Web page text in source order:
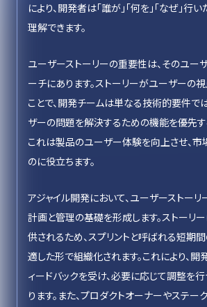
により、開発者は「誰が」「何を」「なぜ」行
理解できます。
ユーザーストーリーの重要性は、そのユー
ーチにあります。ストーリーがユーザーの
ことで、開発チームは単なる技術的要件で
ザーの問題を解決するための機能を優先す
これは製品のユーザー体験を向上させ、
のに役立ちます。
アジャイル開発において、ユーザーストー
計画と管理の基礎を形成します。ストーリ
供されるため、スプリントと呼ばれる短期
適した形で組織化されます。これにより、
ィードバックを受け、必要に応じて調整を
ります。また、プロダクトオーナーやステ